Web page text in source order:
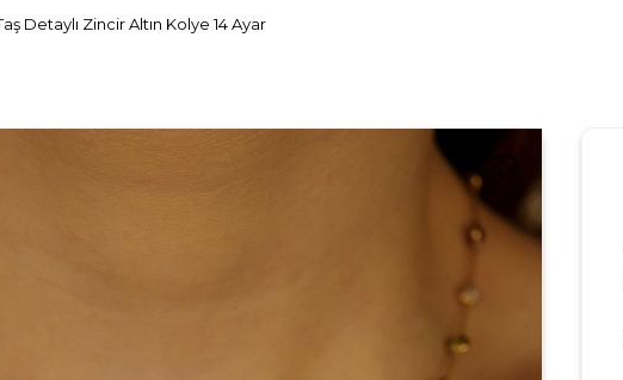
Detaylı Zincir Altın Kolye 14 Ayar